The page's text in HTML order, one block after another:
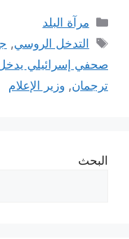
التصنيفات
مرآة البلد
الوسوم
التدخل الروسي,
صحفي إسرائيلي
ترجمان, وزير الإعلام
البحث